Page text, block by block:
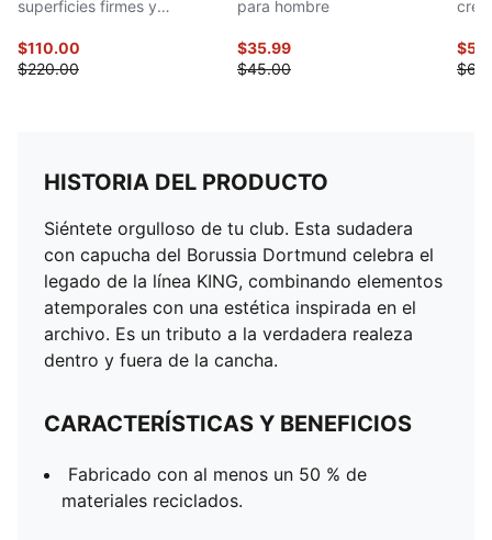
superficies firmes y
$110.00
$220.00
para hombre
$35.99
$45.00
HISTORIA DEL PRODUCTO
Siéntete orgulloso de tu club. Esta sudadera
con capucha del Borussia Dortmund celebra el
legado de la línea KING, combinando elementos
atemporales con una estética inspirada en el
archivo. Es un tributo a la verdadera realeza
dentro y fuera de la cancha.
CARACTERÍSTICAS Y BENEFICIOS
Fabricado con al menos un 50 % de
materiales reciclados.